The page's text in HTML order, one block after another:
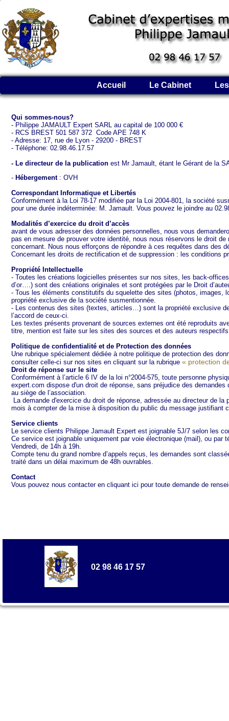
Accueil Le Cabinet
Qui sommes-nous?
- Philippe JAMAULT Expert SARL au capital de 100 000 €
- RCS BREST 501 587 372 Code APE 748 K
- Adresse: 17, rue de Lyon - 29200 - BREST
- Téléphone: 02.98.46.17.57
- Le directeur de la publication est Mr Jamault, étant le Gérant de la
- Hébergement: OVH
Correspondant Informatique et Libertés
Conformément à la Loi 78-17 modifiée par la Loi 2004-801, la société
pour une durée indéterminée: M. Jamault. Vous pouvez le joindre au
Modalités d’exercice du droit d’accès
avant de vous adresser des données personnelles, nous vous
pas en mesure de prouver votre identité, nous nous réservons le droit
concernant. Nous nous efforçons de répondre à ces requêtes dans des
Concernant les droits de rectification et de suppression : les conditions
Propriété Intellectuelle
- Toutes les créations logicielles présentes sur nos sites, les back-
d’or….) sont des créations originales et sont protégées par le Droit
- Tous les éléments constitutifs du squelette des sites (photos,
propriété exclusive de la société susmentionnée.
- Les contenus des sites (textes, articles…) sont la propriété exclusive
l’accord de ceux-ci.
Les textes présents provenant de sources externes ont été reproduits
titre, mention est faite sur les sites des sources et des auteurs
Politique de confidentialité et de Protection des données
Une rubrique spécialement dédiée à notre politique de protection des
consulter celle-ci sur nos sites en cliquant sur la rubrique « protection
Droit de réponse sur le site
Conformément à l’article 6 IV de la loi n°2004-575, toute personne
expert.com dispose d'un droit de réponse, sans préjudice des
au siège de l’association.
La demande d'exercice du droit de réponse, adressée au directeur de
mois à compter de la mise à disposition du public du message justifiant
Service clients
Le service clients Philippe Jamault Expert est joignable 5J/7 selon les
Ce service est joignable uniquement par voie électronique (mail), ou
Vendredi, de 14h à 19h.
Compte tenu du grand nombre d’appels reçus, les demandes sont
traité dans un délai maximum de 48h ouvrables.
Contact
Vous pouvez nous contacter en cliquant ici pour toute demande de
02 98 46 17 57